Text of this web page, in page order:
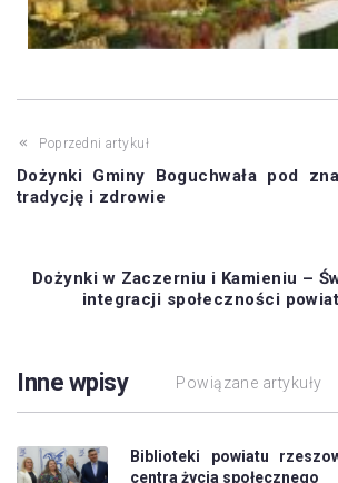
Poprzedni artykuł
Dożynki Gminy Boguchwała pod
tradycję i zdrowie
Dożynki w Zaczerniu i Kamieniu –
integracji społeczności
Inne wpisy Powiązane artykuły
Biblioteki powiatu
centra życia społecznego